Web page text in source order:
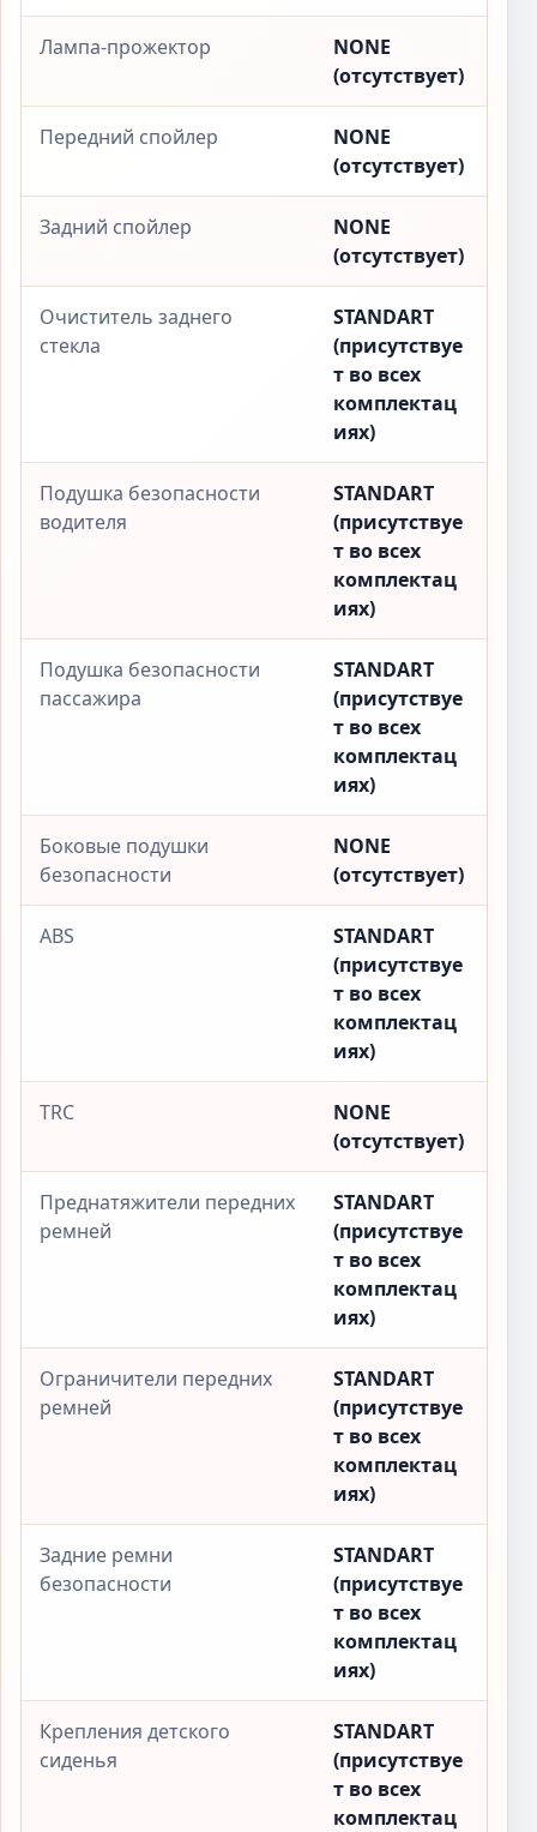
Лампа-прожектор
NONE
(отсутствует)
Передний спойлер
NONE
(отсутствует)
Задний спойлер
NONE
(отсутствует)
Очиститель заднего
стекла
STANDART
(присутствуе
т во всех
комплектац
иях)
Подушка безопасности
водителя
STANDART
(присутствуе
т во всех
комплектац
иях)
Подушка безопасности
пассажира
STANDART
(присутствуе
т во всех
комплектац
иях)
Боковые подушки
безопасности
NONE
(отсутствует)
ABS
STANDART
(присутствуе
т во всех
комплектац
иях)
TRC
NONE
(отсутствует)
Преднатяжители передних
ремней
STANDART
(присутствуе
т во всех
комплектац
иях)
Ограничители передних
ремней
STANDART
(присутствуе
т во всех
комплектац
иях)
Задние ремни
безопасности
STANDART
(присутствуе
т во всех
комплектац
иях)
Крепления детского
сиденья
STANDART
(присутствуе
т во всех
комплектац